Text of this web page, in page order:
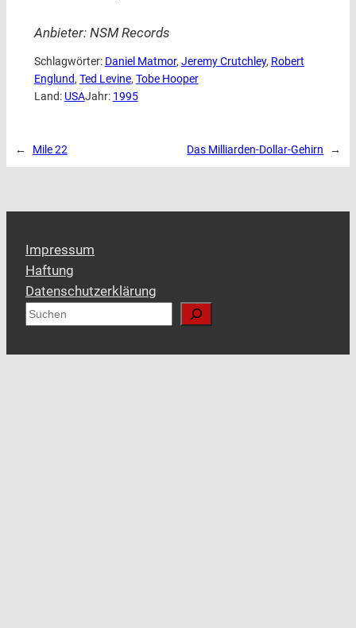
Anbieter: NSM Records
Schlagwörter: Daniel Matmor, Jeremy Crutchley, Robert
Englund, Ted Levine, Tobe Hooper
Land: USAJahr: 1995
← Mile 22 Das Milliarden-Dollar-Gehirn →
Impressum
Haftung
Datenschutzerklärung
S
c